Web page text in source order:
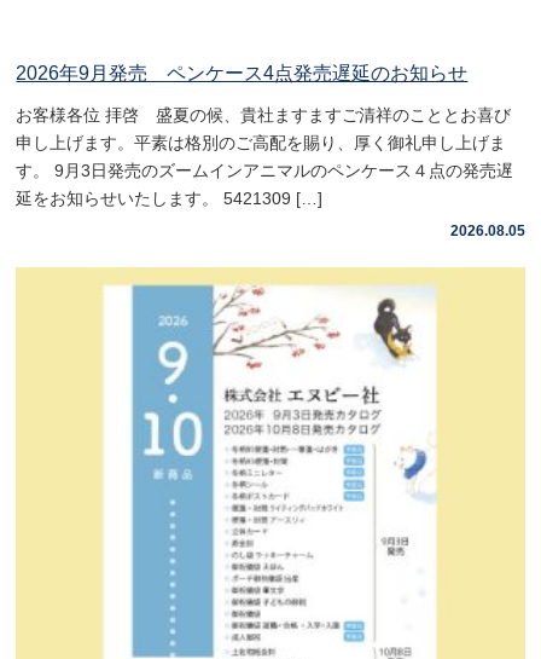
2026年9月発売 ペンケース4点発売遅延のお知らせ
お客様各位 拝啓 盛夏の候、貴社ますますご清祥のこととお喜び
申し上げます。平素は格別のご高配を賜り、厚く御礼申し上げま
す。 9月3日発売のズームインアニマルのペンケース４点の発売遅
延をお知らせいたします。 5421309 […]
2026.08.05